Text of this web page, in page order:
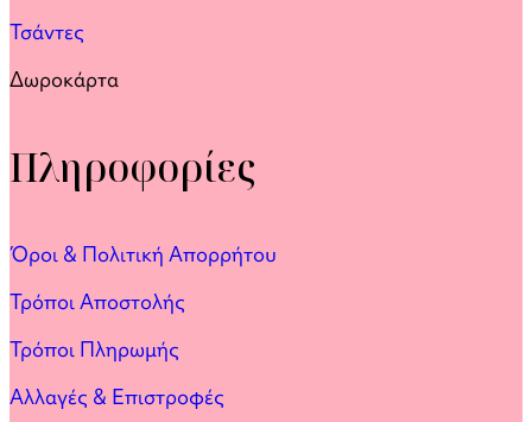
Τσάντες
Δωροκάρτα
Πληροφορίες
Όροι & Πολιτική Απορρήτου
Τρόποι Αποστολής
Τρόποι Πληρωμής
Αλλαγές & Επιστροφές